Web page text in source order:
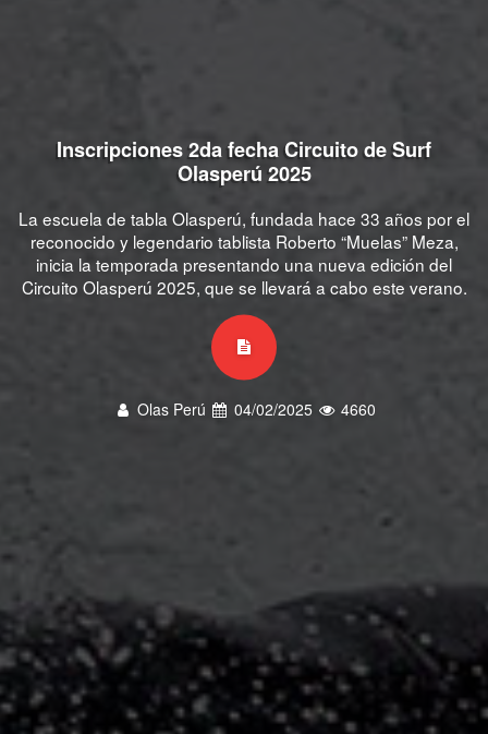
Inscripciones 2da fecha Circuito de Surf
Olasperú 2025
La escuela de tabla Olasperú, fundada hace 33 años por el
reconocido y legendario tablista Roberto “Muelas” Meza,
inicia la temporada presentando una nueva edición del
Circuito Olasperú 2025, que se llevará a cabo este verano.
Olas Perú 04/02/2025 4660